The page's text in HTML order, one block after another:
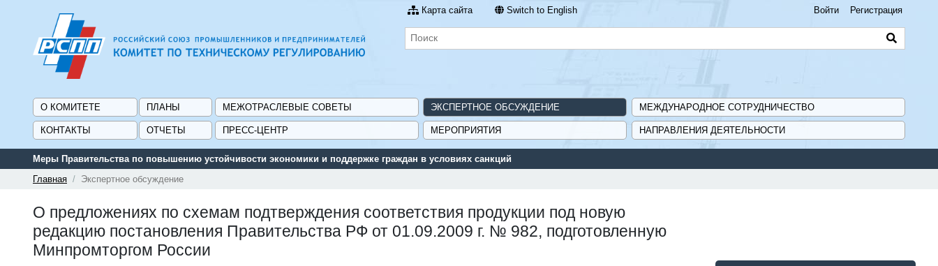
Карта сайта Switch to English Войти Регистрация
О КОМИТЕТЕ ПЛАНЫ МЕЖОТРАСЛЕВЫЕ СОВЕТЫ ЭКСПЕРТНОЕ ОБСУЖДЕНИЕ МЕЖДУНАРОДНОЕ СОТРУДНИЧЕСТВО
КОНТАКТЫ ОТЧЕТЫ ПРЕСС-ЦЕНТР МЕРОПРИЯТИЯ НАПРАВЛЕНИЯ ДЕЯТЕЛЬНОСТИ
Меры Правительства по повышению устойчивости экономики и поддержке граждан в условиях санкций
Главная
Экспертное обсуждение
О предложениях по схемам подтверждения соответствия продукции под новую
редакцию постановления Правительства РФ от 01.09.2009 г. № 982, подготовленную
Минпромторгом России